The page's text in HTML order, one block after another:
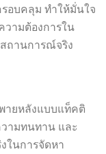
อบคลุม ทำให้มั่นใจ
วามต้องการใน
ถานการณ์จริง
ายหลังแบบแท็คติ
ามทนทาน และ
ในการจัดหา